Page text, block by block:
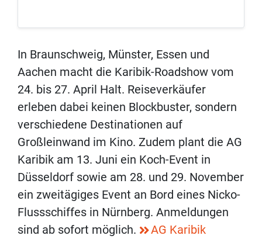
In Braunschweig, Münster, Essen und
Aachen macht die Karibik-Roadshow vom
24. bis 27. April Halt. Reiseverkäufer
erleben dabei keinen Blockbuster, sondern
verschiedene Destinationen auf
Großleinwand im Kino. Zudem plant die AG
Karibik am 13. Juni ein Koch-Event in
Düsseldorf sowie am 28. und 29. November
ein zweitägiges Event an Bord eines Nicko-
Flussschiffes in Nürnberg. Anmeldungen
sind ab sofort möglich.
AG Karibik